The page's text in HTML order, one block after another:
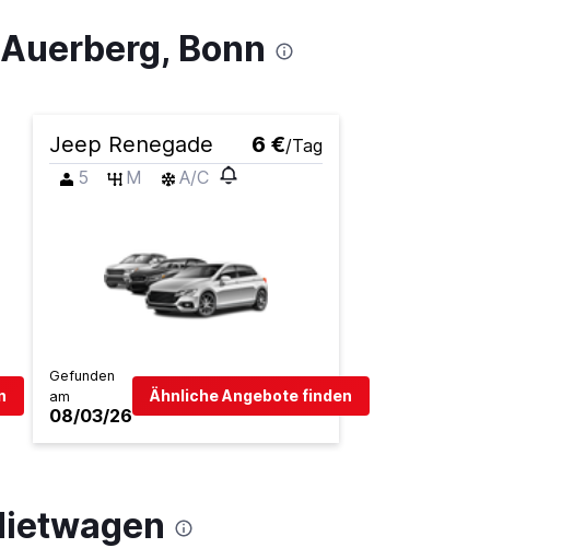
Bonn
Jeep Renegade 6 €/Tag
5
M A/C
Gefunden
am
08/03/26
Ähnliche Angebote finden